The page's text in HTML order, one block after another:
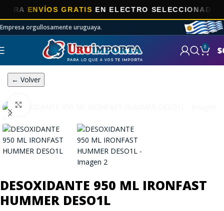
ENVÍOS GRATISEN ELECTRO SELECCIONADOS!
Empresa orgullosamente uruguaya.
0 $
← Volver
DESOXIDANTE 950 ML IRONFAST
HUMMER DESO1L